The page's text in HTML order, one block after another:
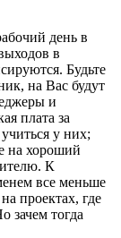
день в
в
Будьте
на Вас будут
и
плата за
у них;
на хороший
К
все меньше
проектах, где
зачем тогда